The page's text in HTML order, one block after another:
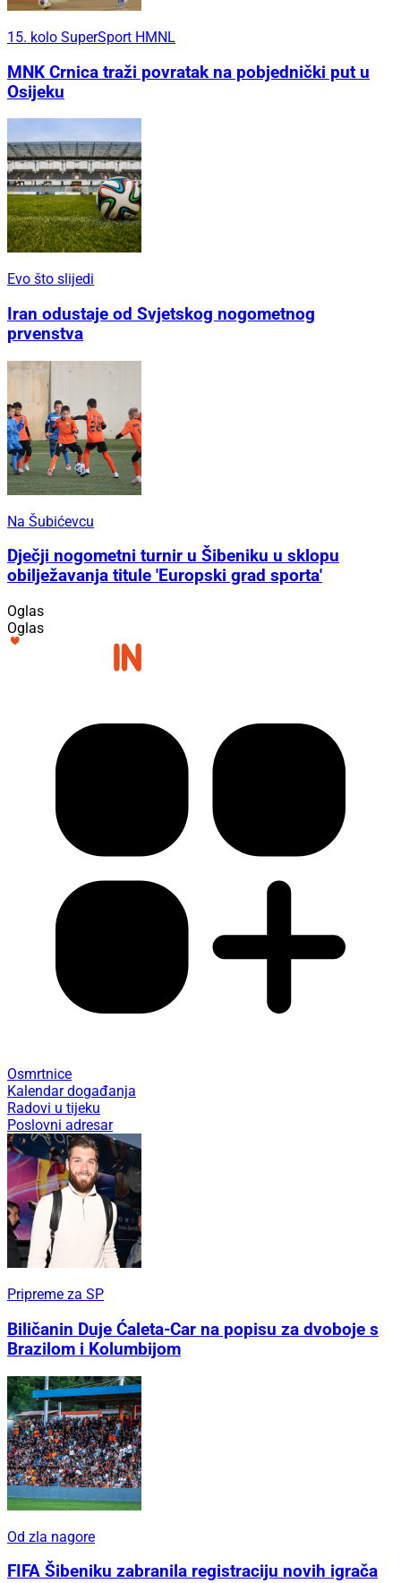
15. kolo SuperSport HMNL
MNK Crnica traži povratak na pobjednički put u
Osijeku
Evo što slijedi
Iran odustaje od Svjetskog nogometnog
prvenstva
Na Šubićevcu
Dječji nogometni turnir u Šibeniku u sklopu
obilježavanja titule 'Europski grad sporta'
Oglas
Oglas
Osmrtnice
Kalendar događanja
Radovi u tijeku
Poslovni adresar
Pripreme za SP
Biličanin Duje Ćaleta-Car na popisu za dvoboje s
Brazilom i Kolumbijom
Od zla nagore
FIFA Šibeniku zabranila registraciju novih igrača